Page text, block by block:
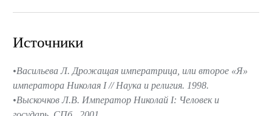
Источники
Васильева Л. Дрожащая императрица, или второе «Я»
императора Николая I // Наука и религия. 1998.
Выскочков Л.В. Император Николай I: Человек и